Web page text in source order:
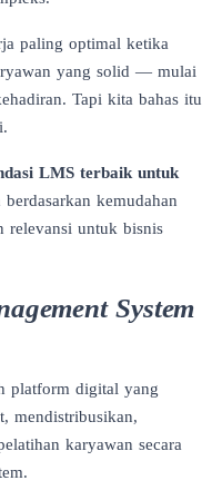
paling optimal ketika
yang solid — mulai
Tapi kita bahas itu
LMS terbaik untuk
kemudahan
relevansi untuk bisnis
System
platform digital yang
mendistribusikan,
karyawan secara